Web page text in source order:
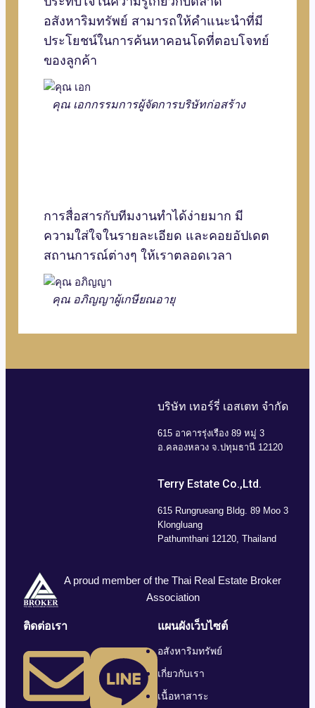
อสังหาริมทรัพย์ สามารถให้คำแนะนำที่มี
ประโยชน์ในการค้นหาคอนโดที่ตอบโจทย์
ของลูกค้า
คุณ เอกกรรมการผู้จัดการบริษัทก่อสร้าง
การสื่อสารกับทีมงานทำได้ง่ายมาก มี
ความใส่ใจในรายละเอียด และคอยอัปเดต
สถานการณ์ต่างๆ ให้เราตลอดเวลา
คุณ อภิญญาผู้เกษียณอายุ
บริษัท เทอร์รี่ เอสเตท จำกัด
615 อาคารรุ่งเรือง 89 หมู่ 3
อ.คลองหลวง จ.ปทุมธานี 12120
Terry Estate Co.,Ltd.
615 Rungrueang Bldg. 89 Moo 3
Klongluang
Pathumthani 12120, Thailand
A proud member of the Thai Real Estate Broker
Association
ติดต่อเรา แผนผังเว็บไซต์
อสังหาริมทรัพย์
เกี่ยวกับเรา
เนื้อหาสาระ